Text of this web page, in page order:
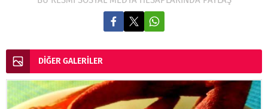
DİĞER GALERİLER